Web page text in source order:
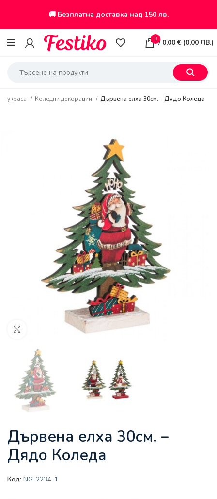
🚚 Безплатна доставка над 150 лв.
0 / 0,00€ (0,00 ЛВ.)
украса Коледни декорации Дървена елха 30см. – Дядо Коледа
Дървена елха 30см. –
Дядо Коледа
Код: NG-2234-1